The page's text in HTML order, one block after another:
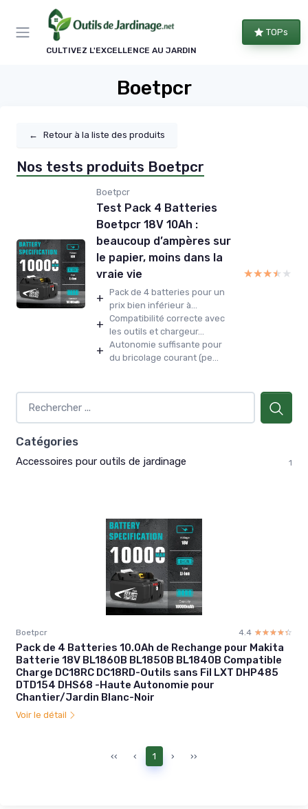
CULTIVEZ L'EXCELLENCE AU JARDIN
TOPs
Boetpcr
← Retour à la liste des produits
Nos tests produits Boetpcr
Boetpcr
Test Pack 4 Batteries
Boetpcr 18V 10Ah :
beaucoup d’ampères sur
le papier, moins dans la
vraie vie
+ Pack de 4 batteries pour un
prix bien inférieur à...
+ Compatibilité correcte avec
les outils et chargeur...
+ Autonomie suffisante pour
du bricolage courant (pe...
★★★★★
★★★★★
Catégories
Accessoires pour outils de jardinage 1
Boetpcr 4.4 ☆☆☆☆☆
★★★★★
Pack de 4 Batteries 10.0Ah de Rechange pour Makita
Batterie 18V BL1860B BL1850B BL1840B Compatible
Charge DC18RC DC18RD-Outils sans Fil LXT DHP485
DTD154 DHS68 -Haute Autonomie pour
Chantier/Jardin Blanc-Noir
Voir le détail
‹‹ ‹ 1 › ››
Panneau de gestion des cookies